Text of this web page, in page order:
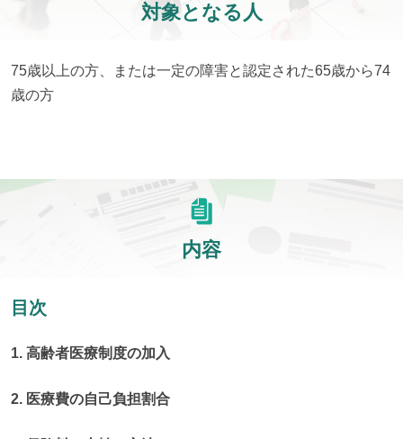
対象となる人
75歳以上の方、または一定の障害と認定された65歳から74
歳の方
内容
目次
1. 高齢者医療制度の加入
2. 医療費の自己負担割合